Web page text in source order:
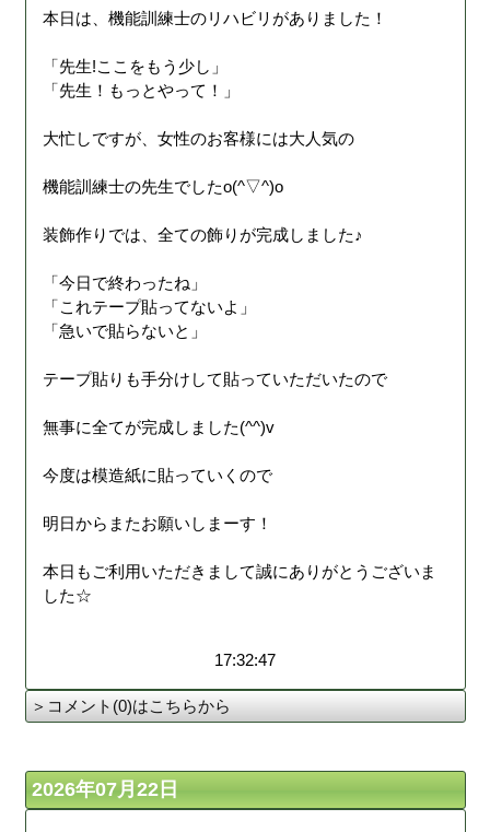
本日は、機能訓練士のリハビリがありました！
「先生!ここをもう少し」
「先生！もっとやって！」
大忙しですが、女性のお客様には大人気の
機能訓練士の先生でしたo(^▽^)o
装飾作りでは、全ての飾りが完成しました♪
「今日で終わったね」
「これテープ貼ってないよ」
「急いで貼らないと」
テープ貼りも手分けして貼っていただいたので
無事に全てが完成しました(^^)v
今度は模造紙に貼っていくので
明日からまたお願いしまーす！
本日もご利用いただきまして誠にありがとうございま
した☆
17:32:47
＞コメント(0)はこちらから
2026年07月22日